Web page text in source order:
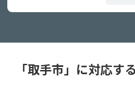
「取手市」に対応す